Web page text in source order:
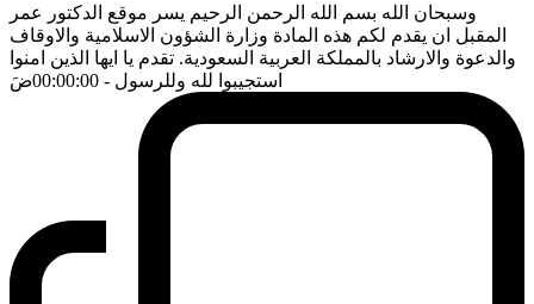
وسبحان الله بسم الله الرحمن الرحيم يسر موقع الدكتور عمر
المقبل ان يقدم لكم هذه المادة وزارة الشؤون الاسلامية والاوقاف
والدعوة والارشاد بالمملكة العربية السعودية. تقدم يا ايها الذين امنوا
استجيبوا لله وللرسول - 00:00:00 ضَ